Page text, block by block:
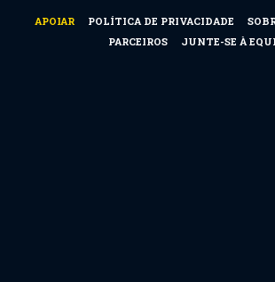
APOIAR POLÍTICA DE PRIVACIDADE
PARCEIROS
JUNTE-SE À